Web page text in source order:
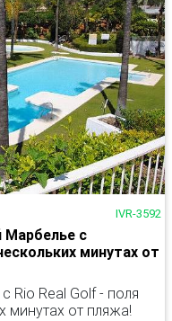
IVR-3592
Марбелье с
минутах от
Rio Real Golf - поля
минутах от пляжа!